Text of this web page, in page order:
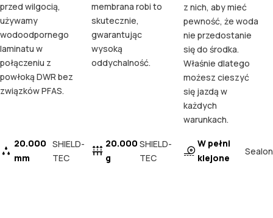
przed wilgocią,
używamy
wodoodpornego
laminatu w
połączeniu z
powłoką DWR bez
związków PFAS.
20.000
mm
SHIELD-
TEC
membrana robi to
skutecznie,
gwarantując
wysoką
oddychalność.
20.000
g
SHIELD-
TEC
z nich, aby mieć
pewność, że woda
nie przedostanie
się do środka.
Właśnie dlatego
możesz cieszyć
się jazdą w
każdych
warunkach.
W pełni
klejone
Sealon